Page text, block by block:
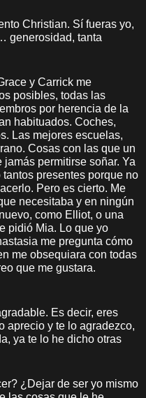
Christian. Sí fueras yo,
generosidad, tanta
y Carrick me
posibles, todas las
por herencia de la
habituados. Coches,
Las mejores escuelas,
Cosas con las que un
permitirse soñar. Ya
presentes porque no
Pero es cierto. Me
necesitaba y en ningún
como Elliot, o una
pidió Mia. Lo que yo
me pregunta cómo
me obsequiara con todas
que me gustara.
Es decir, eres
aprecio y te lo agradezco,
ya te lo he dicho otras
¿Dejar de ser yo mismo